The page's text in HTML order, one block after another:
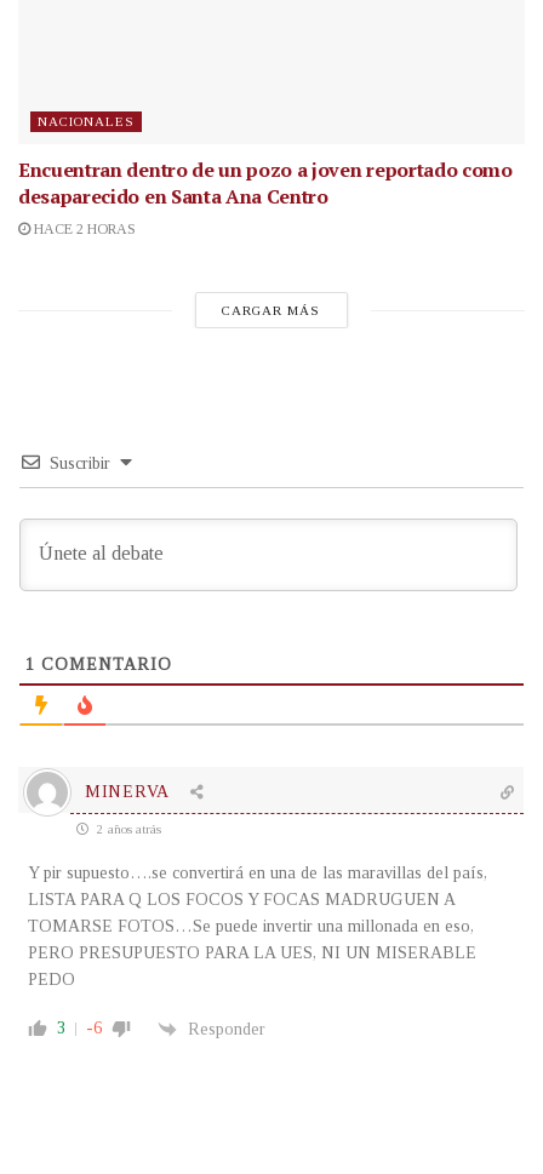
NACIONALES
Encuentran dentro de un pozo a joven reportado como
desaparecido en Santa Ana Centro
HACE 2 HORAS
CARGAR MÁS
Suscribir
1 COMENTARIO
MINERVA
2 años atrás
Y pir supuesto….se convertirá en una de las maravillas del país,
LISTA PARA Q LOS FOCOS Y FOCAS MADRUGUEN A
TOMARSE FOTOS…Se puede invertir una millonada en eso,
PERO PRESUPUESTO PARA LA UES, NI UN MISERABLE
PEDO
3 -6 Responder